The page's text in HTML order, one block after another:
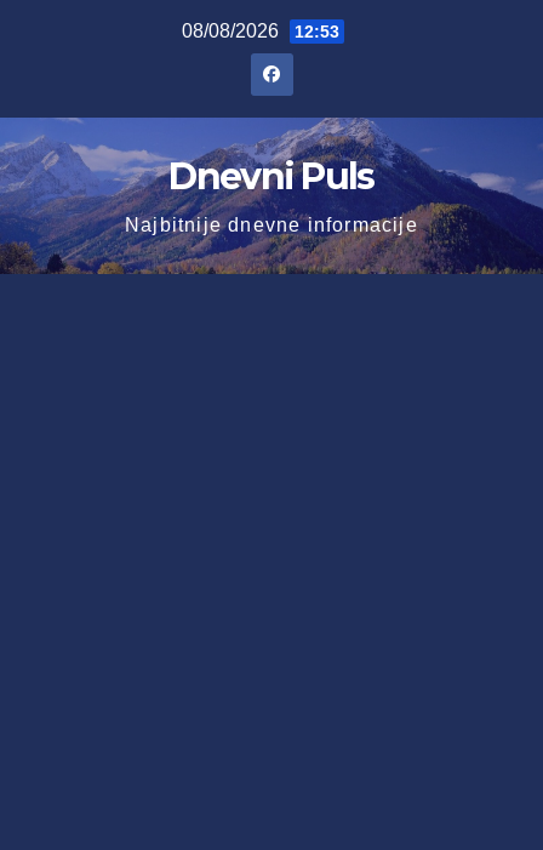
08/08/2026 12:53
Dnevni Puls
Najbitnije dnevne informacije